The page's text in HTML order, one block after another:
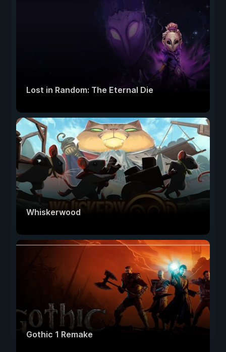
Lost in Random: The Eternal Die
Whiskerwood
Gothic 1 Remake